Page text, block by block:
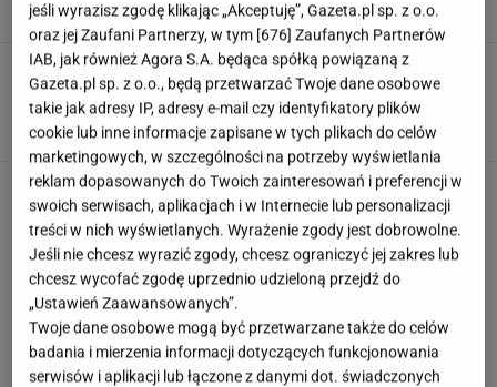
Starzejąca się Polska uwalnia tysiące lokali.
Co czeka rynek?
DANIEL MAIKOWSKI
jeśli wyrazisz zgodę klikając „Akceptuję”, Gazeta.pl sp. z o.o.
oraz jej Zaufani Partnerzy, w tym [676] Zaufanych Partnerów
IAB, jak również Agora S.A. będąca spółką powiązaną z
Gazeta.pl sp. z o.o., będą przetwarzać Twoje dane osobowe
takie jak adresy IP, adresy e-mail czy identyfikatory plików
cookie lub inne informacje zapisane w tych plikach do celów
marketingowych, w szczególności na potrzeby wyświetlania
reklam dopasowanych do Twoich zainteresowań i preferencji w
swoich serwisach, aplikacjach i w Internecie lub personalizacji
treści w nich wyświetlanych. Wyrażenie zgody jest dobrowolne.
Jeśli nie chcesz wyrazić zgody, chcesz ograniczyć jej zakres lub
chcesz wycofać zgodę uprzednio udzieloną przejdź do
„Ustawień Zaawansowanych”.
Twoje dane osobowe mogą być przetwarzane także do celów
badania i mierzenia informacji dotyczących funkcjonowania
serwisów i aplikacji lub łączone z danymi dot. świadczonych